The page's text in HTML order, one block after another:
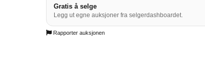
Gratis å selge
Legg ut egne auksjoner fra selgerdashboardet.
Rapporter auksjonen